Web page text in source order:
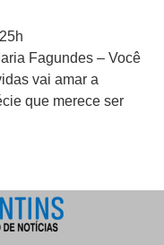
Fagundes – Você
vai amar a
que merece ser